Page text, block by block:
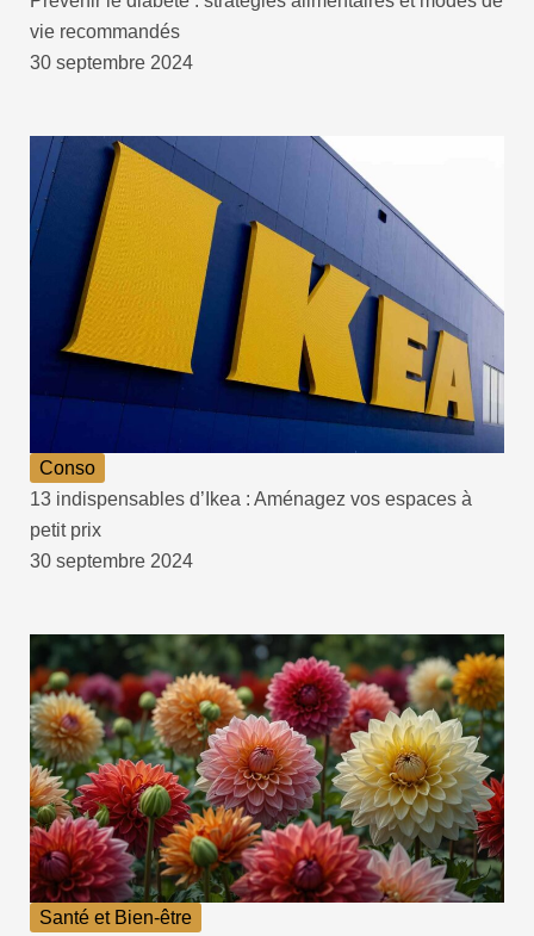
vie recommandés
30 septembre 2024
Conso
13 indispensables d’Ikea : Aménagez vos espaces à
petit prix
30 septembre 2024
Santé et Bien-être